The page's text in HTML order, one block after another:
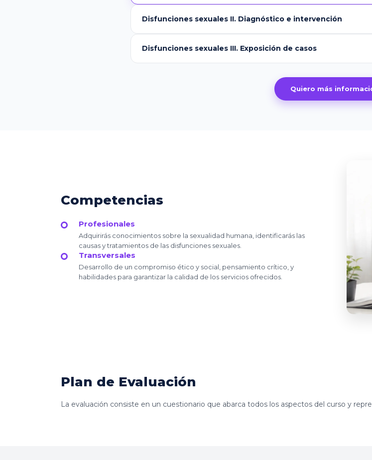
Disfunciones sexuales II. Diagnóstico e intervención
Disfunciones sexuales III. Exposición de casos
Quiero más
Competencias
Profesionales
Adquirirás conocimientos sobre la sexualidad humana, identificarás las
causas y tratamientos de las disfunciones sexuales.
Transversales
Desarrollo de un compromiso ético y social, pensamiento crítico, y
habilidades para garantizar la calidad de los servicios ofrecidos.
Plan de Evaluación
La evaluación consiste en un cuestionario que abarca todos los aspectos del curso y